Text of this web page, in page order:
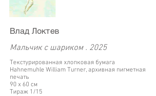
Влад Локтев
Мальчик с шариком . 2025
Текстурированная хлопковая бумага
Hahnemuhle William Turner, архивная пигметная
печать
90 х 60 см
Тираж 1/15